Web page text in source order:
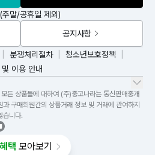
택 모아보기
말/공휴일 제외)
공지사항
분쟁처리절차
청소년보호정책
이용 안내
든 상품들에 대하여 (주)중고나라는 통신판매중개
구매회원간의 상품거래 정보 및 거래에 관여하지
습니다.